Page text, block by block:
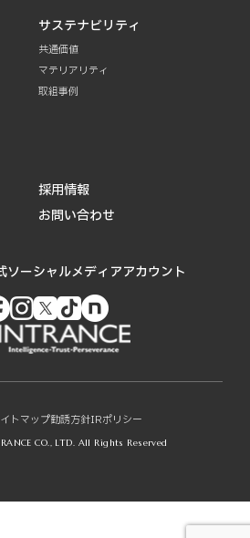
サステナビリティ
共通価値
マテリアリティ
取組事例
採用情報
お問い合わせ
ソーシャルメディアアカウント
トマップ勧誘方針IRポリシー
CO., LTD. All Rights Reserved